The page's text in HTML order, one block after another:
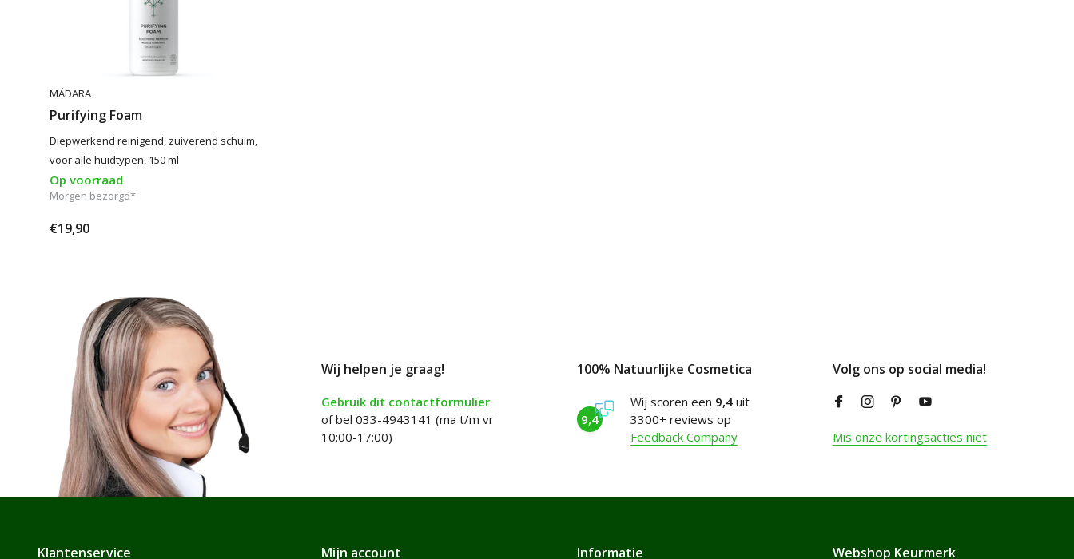
MÁDARA
Purifying Foam
Diepwerkend reinigend, zuiverend schuim,
voor alle huidtypen, 150 ml
Op voorraad
Morgen bezorgd*
€19,90
Wij helpen je graag!
Gebruik dit contactformulier
of bel 033-4943141 (ma t/m vr
10:00-17:00)
100% Natuurlijke Cosmetica
9,4
Wij scoren een 9,4 uit
3300+ reviews op
Feedback Company
Volg ons op social media!
Mis onze kortingsacties niet
Klantenservice Mijn account Informatie Webshop Keurmerk